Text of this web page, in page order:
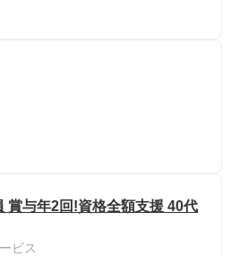
賞与年2回!資格全額支援 40代
ビス